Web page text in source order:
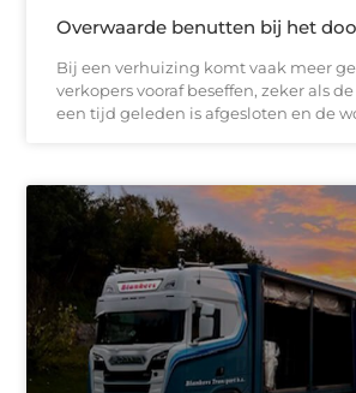
Overwaarde benutten bij het
Bij een verhuizing komt vaak meer
verkopers vooraf beseffen, zeker als
een tijd geleden is afgesloten en de